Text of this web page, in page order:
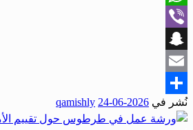
WhatsApp
Viber
Snapchat
Email
Share
نُشر في 2026-06-24
qamishly